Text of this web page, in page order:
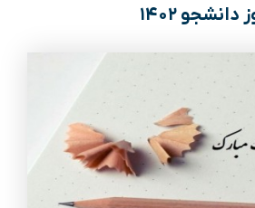
دانشجو ۱۴۰۲